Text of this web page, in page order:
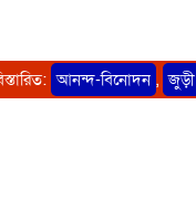
আনন্দ-বিনোদন , জুড়ী